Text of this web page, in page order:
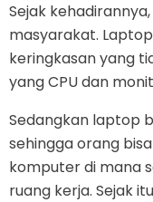
Sejak
masyarakat.
keringkasan yang
yang CPU dan
Sedangkan laptop
sehingga orang
komputer di mana
ruang kerja. Sejak